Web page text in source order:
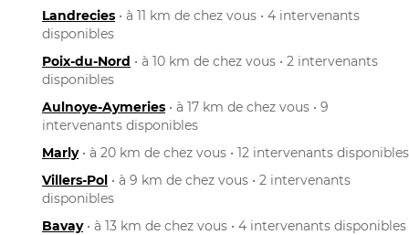
Landrecies • à 11 km de chez vous • 4 intervenants
disponibles
Poix-du-Nord • à 10 km de chez vous • 2 intervenants
disponibles
Aulnoye-Aymeries • à 17 km de chez vous • 9
intervenants disponibles
Marly• à 20 km de chez vous • 12 intervenants disponibles
Villers-Pol • à 9 km de chez vous • 2 intervenants
disponibles
Bavay• à 13 km de chez vous • 4 intervenants disponibles